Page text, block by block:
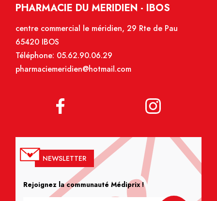
PHARMACIE DU MERIDIEN - IBOS
centre commercial le méridien, 29 Rte de Pau
65420 IBOS
Téléphone: 05.62.90.06.29
pharmaciemeridien@hotmail.com
NEWSLETTER
Rejoignez la communauté Médiprix !